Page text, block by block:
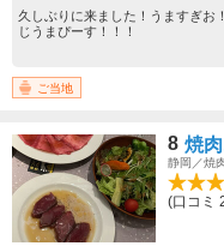
久しぶりに来ました！うますぎお
じうまぴーす！！！
ご当地
8 焼
静岡／焼
(口コミ